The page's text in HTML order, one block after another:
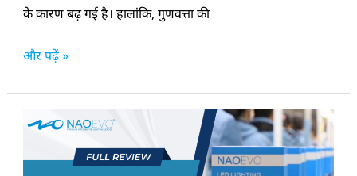
के कारण बढ़ गई है। हालांकि, गुणवत्ता की
और पढ़ें »
क्या
LED